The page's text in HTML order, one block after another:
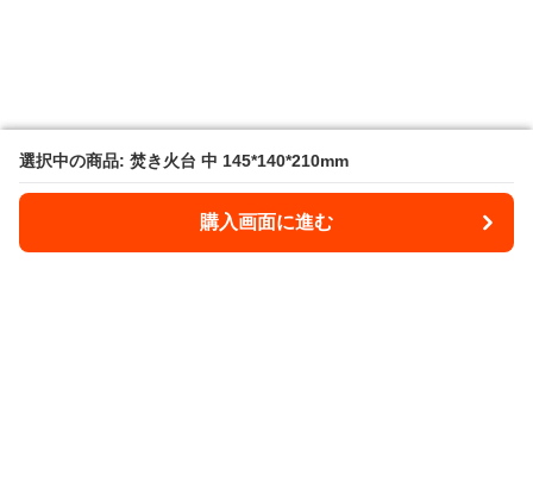
選択中の商品: 焚き火台 中 145*140*210mm
購入画面に進む
選択中の商品: 焚き火台 中 145*140*210mm
購入画面に進む